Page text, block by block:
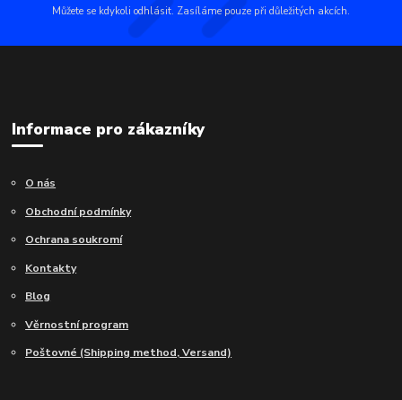
Můžete se kdykoli odhlásit. Zasíláme pouze při důležitých akcích.
Informace pro zákazníky
O nás
Obchodní podmínky
Ochrana soukromí
Kontakty
Blog
Věrnostní program
Poštovné (Shipping method, Versand)